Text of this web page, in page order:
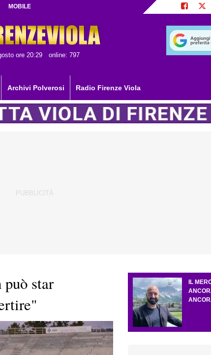
MOBILE
ore 20:29 online: 797
Archivi Polverosi Radio Firenze Viola
star
IL